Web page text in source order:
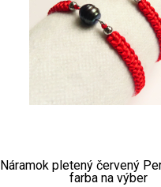
Náramok pletený červený
farba na výber